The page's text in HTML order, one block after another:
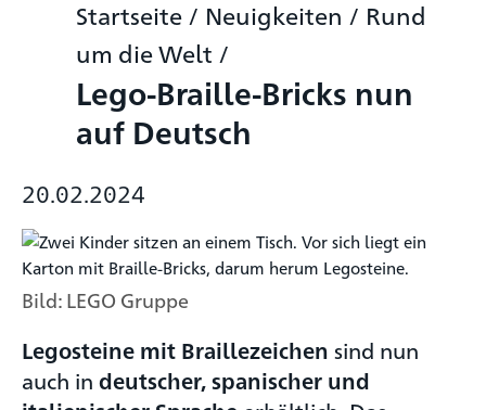
Startseite / Neuigkeiten / Rund
um die Welt /
Lego-Braille-Bricks nun
auf Deutsch
20.02.2024
Bild: LEGO Gruppe
Legosteine mit Braillezeichen sind nun
auch in deutscher, spanischer und